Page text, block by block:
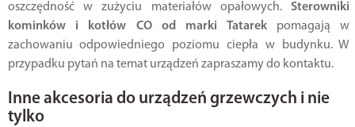
oszczędność w zużyciu materiałów opałowych. Sterowniki
kominków i kotłów CO od marki Tatarekpomagają w
zachowaniu odpowiedniego poziomu ciepła w budynku. W
przypadku pytań na temat urządzeń zapraszamy do kontaktu.
Inne akcesoria do urządzeń grzewczych i nie
tylko